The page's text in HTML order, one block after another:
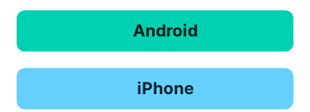
Android
iPhone